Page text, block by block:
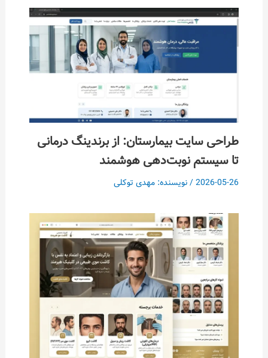
طراحی سایت بیمارستان: از برندینگ درمانی
تا سیستم نوبت‌دهی هوشمند
2026-05-26/ نویسنده: مهدی توکلی